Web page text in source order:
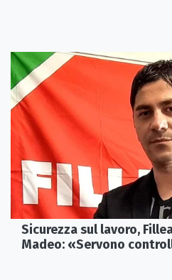
Sicurezza sul lavoro,
Madeo: «Servono